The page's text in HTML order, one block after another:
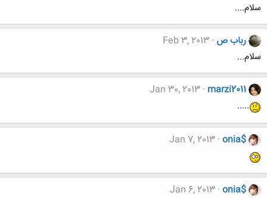
سلام....
رباب ص Feb 3, 2013
سلام...
marzi2011
Jan 30, 2013
.....
onia$
Jan 7, 2013
onia$
Jan 6, 2013